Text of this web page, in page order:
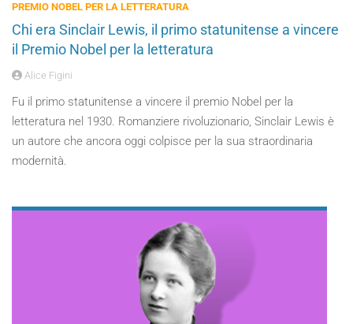
PREMIO NOBEL PER LA LETTERATURA
Chi era Sinclair Lewis, il primo statunitense a vincere
il Premio Nobel per la letteratura
Alice Figini
Fu il primo statunitense a vincere il premio Nobel per la
letteratura nel 1930. Romanziere rivoluzionario, Sinclair Lewis è
un autore che ancora oggi colpisce per la sua straordinaria
modernità.